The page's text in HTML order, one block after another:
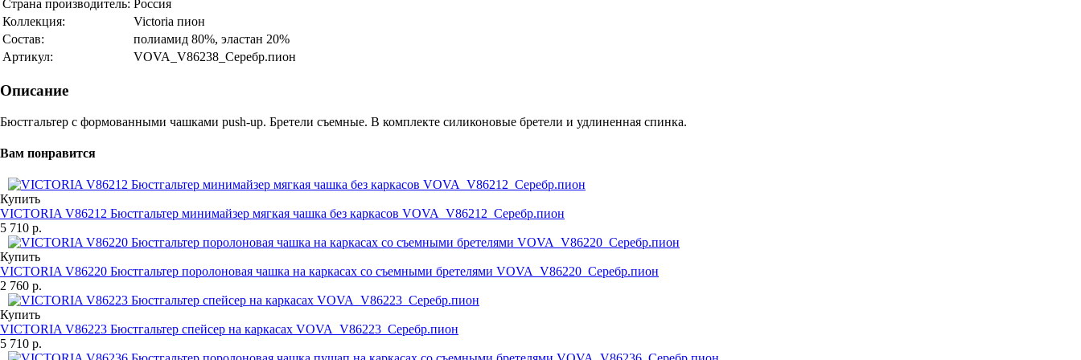
Страна производитель: Россия
Коллекция:
Victoria пион
Состав:
полиамид 80%, эластан 20%
Артикул:
VOVA_V86238_Серебр.пион
Описание
Бюстгальтер с формованными чашками push-up. Бретели съемные. В комплекте силиконовые бретели и удлиненная спинка.
Вам понравится
Купить
VICTORIA V86212 Бюстгальтер минимайзер мягкая чашка без каркасов VOVA_V86212_Серебр.пион
5 710 р.
Купить
VICTORIA V86220 Бюстгальтер поролоновая чашка на каркасах со съемными бретелями VOVA_V86220_Серебр.пион
2 760 р.
Купить
VICTORIA V86223 Бюстгальтер спейсер на каркасах VOVA_V86223_Серебр.пион
5 710 р.